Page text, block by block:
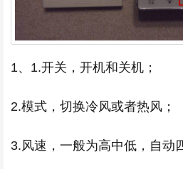
1、1.开关，开机和关机；
2.模式，切换冷风或者热风；
3.风速，一般为高中低，自动